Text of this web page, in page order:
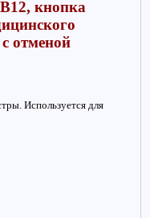
кнопка
отменой
Используется для